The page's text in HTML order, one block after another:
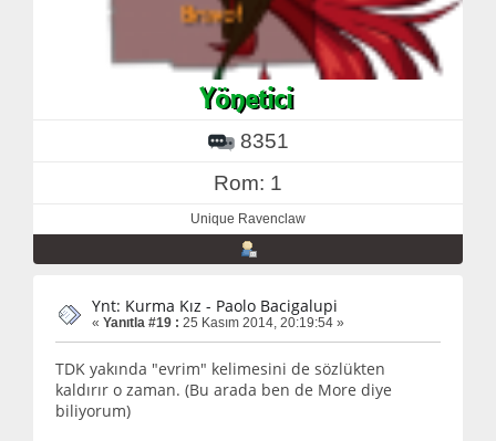
8351
Rom: 1
Unique Ravenclaw
Ynt: Kurma Kız - Paolo Bacigalupi
« Yanıtla #19 : 25 Kasım 2014, 20:19:54 »
TDK yakında "evrim" kelimesini de sözlükten
kaldırır o zaman. (Bu arada ben de More diye
biliyorum)